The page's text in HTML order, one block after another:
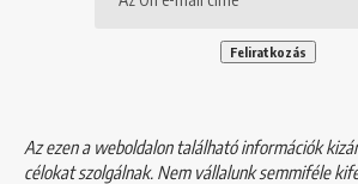
Az ezen a weboldalon található információk
célokat szolgálnak. Nem vállalunk semmiféle